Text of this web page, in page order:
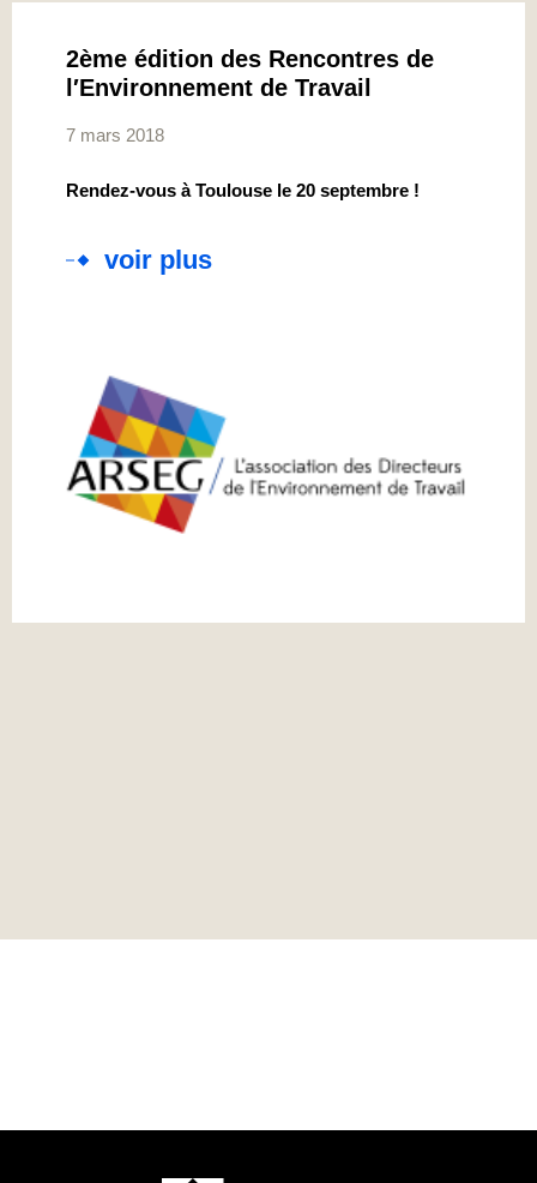
2ème édition des Rencontres de
l′Environnement de Travail
7 mars 2018
Rendez-vous à Toulouse le 20 septembre !
voir plus